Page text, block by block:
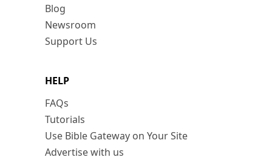
Blog
Newsroom
Support Us
HELP
FAQs
Tutorials
Use Bible Gateway on Your Site
Advertise with us